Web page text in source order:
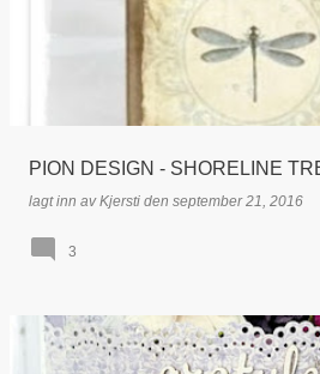
PION DESIGN - SHORELINE
lagt inn avKjersti den september 21, 2016
3